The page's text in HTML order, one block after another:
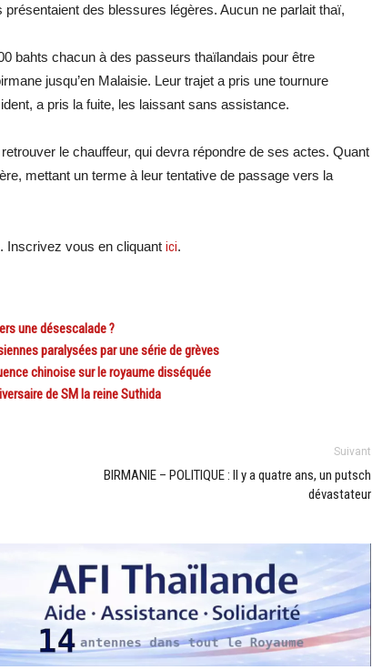
présentaient des blessures légères. Aucun ne parlait thaï,
bahts chacun à des passeurs thaïlandais pour être
jusqu’en Malaisie. Leur trajet a pris une tournure
a pris la fuite, les laissant sans assistance.
le chauffeur, qui devra répondre de ses actes. Quant
mettant un terme à leur tentative de passage vers la
Inscrivez vous en cliquant ici.
une désescalade ?
paralysées par une série de grèves
chinoise sur le royaume disséquée
de SM la reine Suthida
Suivant
BIRMANIE – POLITIQUE : Il y a quatre ans, un putsch
dévastateur